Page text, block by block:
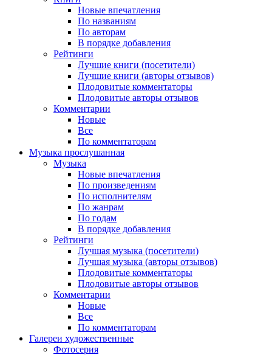
Новые впечатления
По названиям
По авторам
В порядке добавления
Рейтинги
Лучшие книги (посетители)
Лучшие книги (авторы отзывов)
Плодовитые комментаторы
Плодовитые авторы отзывов
Комментарии
Новые
Все
По комментаторам
Музыка прослушанная
Музыка
Новые впечатления
По произведениям
По исполнителям
По жанрам
По годам
В порядке добавления
Рейтинги
Лучшая музыка (посетители)
Лучшая музыка (авторы отзывов)
Плодовитые комментаторы
Плодовитые авторы отзывов
Комментарии
Новые
Все
По комментаторам
Галереи художественные
Фотосерия